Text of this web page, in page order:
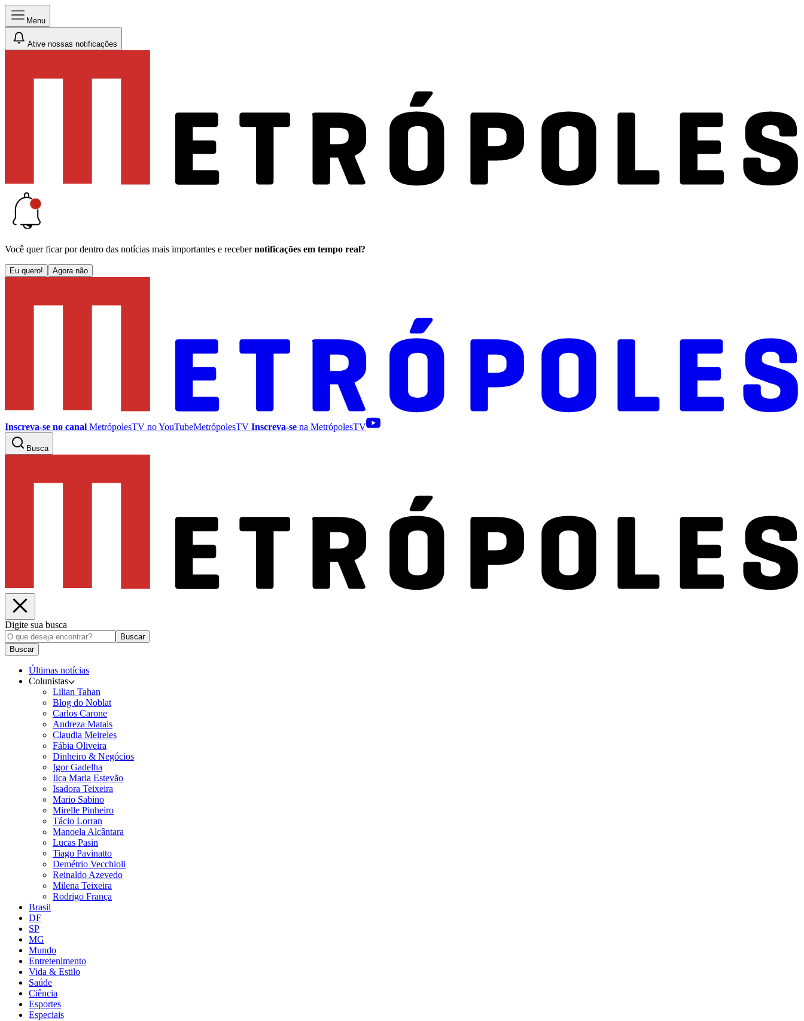
Menu
Ative nossas notificações
Você quer ficar por dentro das notícias mais importantes e receber notificações em tempo real?
Eu quero! Agora não
Inscreva-se no canal MetrópolesTV noYouTubeMetrópolesTV Inscreva-se na MetrópolesTV
Busca
Digite sua busca
Buscar
Buscar
Últimas notícias
Colunistas
Lilian Tahan
Blog do Noblat
Carlos Carone
Andreza Matais
Claudia Meireles
Fábia Oliveira
Dinheiro & Negócios
Igor Gadelha
Ilca Maria Estevão
Isadora Teixeira
Mario Sabino
Mirelle Pinheiro
Tácio Lorran
Manoela Alcântara
Lucas Pasin
Tiago Pavinatto
Demétrio Vecchioli
Reinaldo Azevedo
Milena Teixeira
Rodrigo França
Brasil
DF
SP
MG
Mundo
Entretenimento
Vida & Estilo
Saúde
Ciência
Esportes
Especiais